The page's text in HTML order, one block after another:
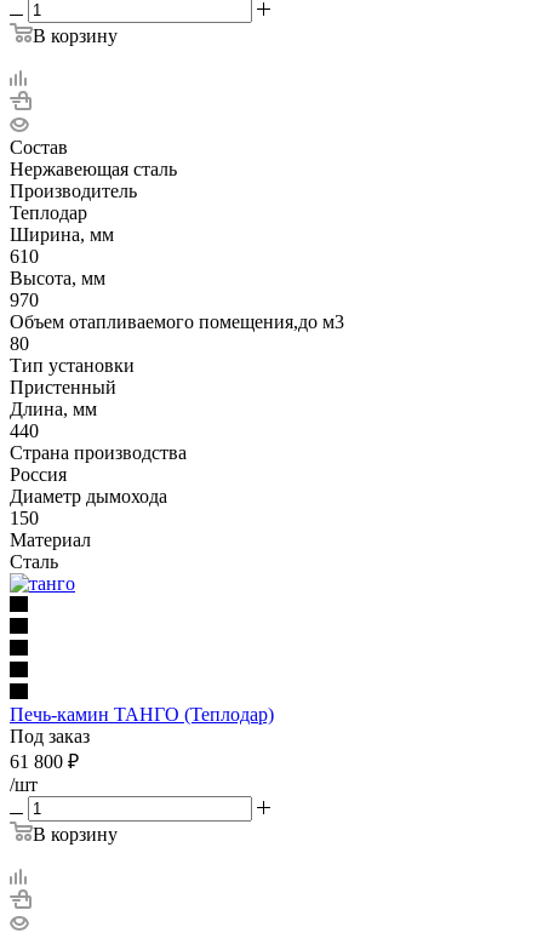
В корзину
Состав
Нержавеющая сталь
Производитель
Теплодар
Ширина, мм
610
Высота, мм
970
Объем отапливаемого помещения,до м3
80
Тип установки
Пристенный
Длина, мм
440
Страна производства
Россия
Диаметр дымохода
150
Материал
Сталь
Печь-камин ТАНГО (Теплодар)
Под заказ
61 800 ₽
/шт
В корзину